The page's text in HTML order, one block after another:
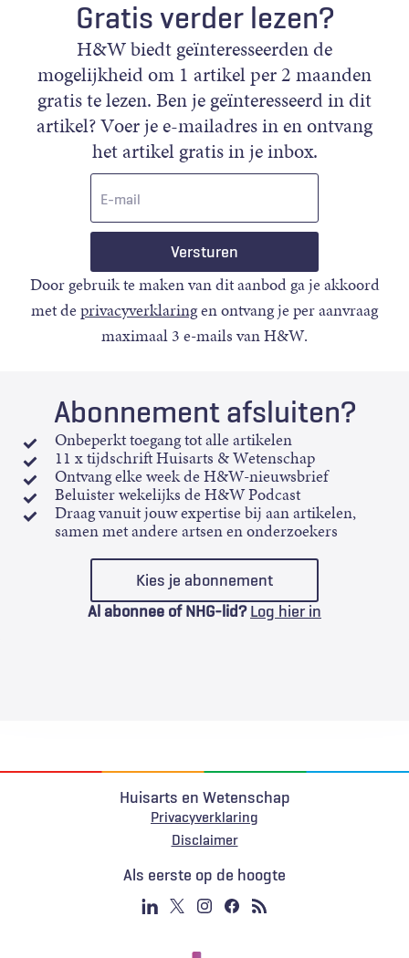
Gratis verder lezen?
H&W biedt geïnteresseerden de
mogelijkheid om 1 artikel per 2 maanden
gratis te lezen. Ben je geïnteresseerd in dit
artikel? Voer je e-mailadres in en ontvang
het artikel gratis in je inbox.
Door gebruik te maken van dit aanbod ga je akkoord
met deprivacyverklaringen ontvang je per aanvraag
maximaal 3 e-mails van H&W.
Abonnement afsluiten?
Onbeperkt toegang tot alle artikelen
11 x tijdschrift Huisarts & Wetenschap
Ontvang elke week de H&W-nieuwsbrief
Beluister wekelijks de H&W Podcast
Draag vanuit jouw expertise bij aan artikelen,
samen met andere artsen en onderzoekers
Kies je abonnement
Al abonnee of NHG-lid? Log hier in
Huisarts en Wetenschap
Privacyverklaring
Voet
Disclaimer
Als eerste op de hoogte